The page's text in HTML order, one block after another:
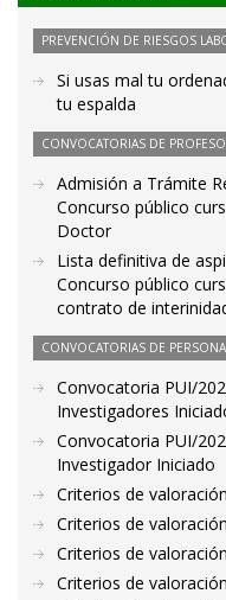
PREVENCIÓN DE RIESGOS
Si usas mal tu
tu espalda
CONVOCATORIAS DE
Admisión a Trámite
Concurso público
Doctor
Lista definitiva de
Concurso público
contrato de
CONVOCATORIAS DE
Convocatoria PUI/
Investigadores
Convocatoria PUI/
Investigador Iniciado
Criterios de
Criterios de
Criterios de
Criterios de